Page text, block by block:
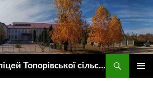
Грозинецький ліцей Топорівської сільської ради